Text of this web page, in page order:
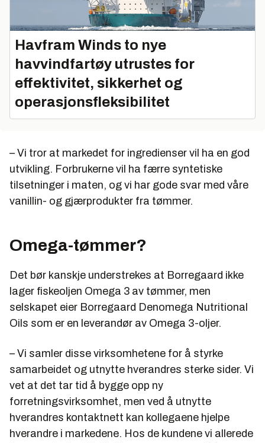
Havfram Winds to nye
havvindfartøy utrustes for
effektivitet, sikkerhet og
operasjonsfleksibilitet
– Vi tror at markedet for ingredienser vil ha en god
utvikling. Forbrukerne vil ha færre syntetiske
tilsetninger i maten, og vi har gode svar med våre
vanillin- og gjærprodukter fra tømmer.
Omega-tømmer?
Det bør kanskje understrekes at Borregaard ikke
lager fiskeoljen Omega 3 av tømmer, men
selskapet eier Borregaard Denomega Nutritional
Oils som er en leverandør av Omega 3-oljer.
– Vi samler disse virksomhetene for å styrke
samarbeidet og utnytte hverandres sterke sider. Vi
vet at det tar tid å bygge opp ny
forretningsvirksomhet, men ved å utnytte
hverandres kontaktnett kan kollegaene hjelpe
hverandre i markedene. Hos de kundene vi allerede